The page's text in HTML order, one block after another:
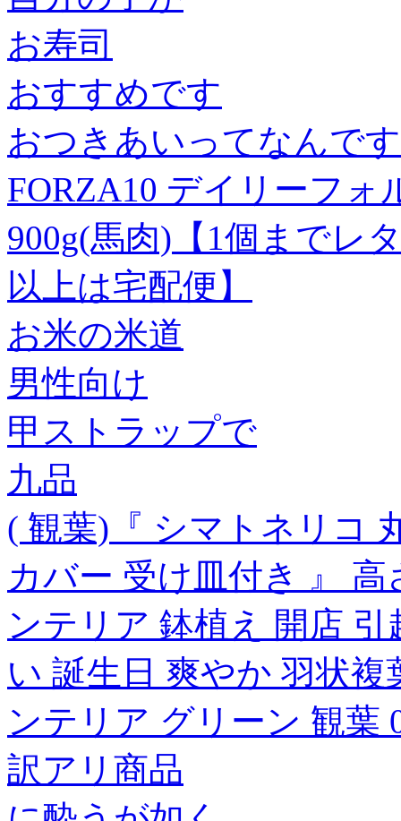
お寿司
おすすめです
おつきあいってなんで
FORZA10 デイリーフ
900g(馬肉)【1個までレ
以上は宅配便】
お米の米道
男性向け
甲ストラップで
九品
( 観葉)『 シマトネリコ
カバー 受け皿付き 』
ンテリア 鉢植え 開店
い 誕生日 爽やか 羽状
ンテリア グリーン 観葉
訳アリ商品